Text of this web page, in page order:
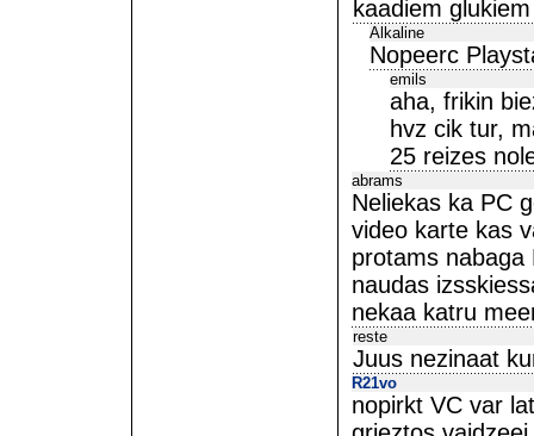
kaadiem glukiem
Alkaline
Nopeerc
emils
aha, frikin
hvz cik tur,
25 reizes
abrams
Neliekas ka PC
video karte kas
protams nabaga
naudas
nekaa katru
reste
Juus nezinaat
R21vo
nopirkt VC var